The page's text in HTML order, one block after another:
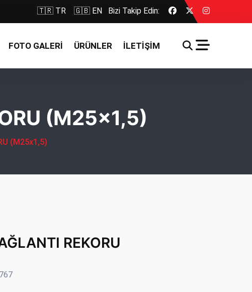
🇹🇷 TR 🇬🇧 EN Bizi Takip Edin:
FOTO GALERİ ÜRÜNLER İLETİŞİM
(M25x1,5)
(M25x1,5)
REKORU